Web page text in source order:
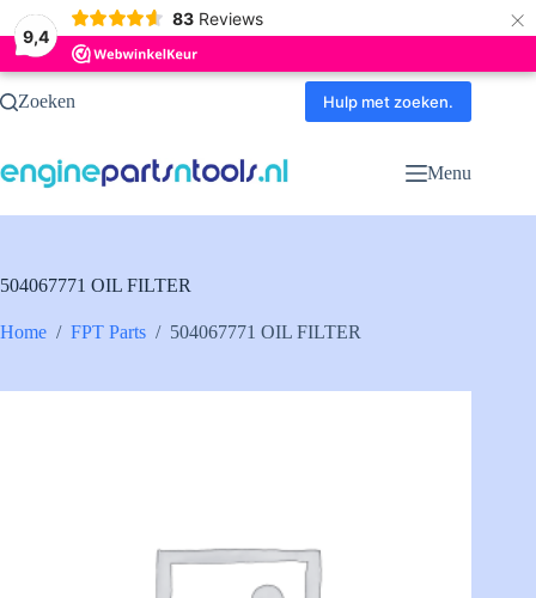
9,4
83 Reviews ×
Ga
naarZoeken Hulp met zoeken.
Menu
504067771 OIL FILTER
Home / FPT Parts / 504067771 OIL FILTER